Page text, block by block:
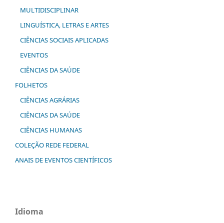
MULTIDISCIPLINAR
LINGUÍSTICA, LETRAS E ARTES
CIÊNCIAS SOCIAIS APLICADAS
EVENTOS
CIÊNCIAS DA SAÚDE
FOLHETOS
CIÊNCIAS AGRÁRIAS
CIÊNCIAS DA SAÚDE
CIÊNCIAS HUMANAS
COLEÇÃO REDE FEDERAL
ANAIS DE EVENTOS CIENTÍFICOS
Idioma